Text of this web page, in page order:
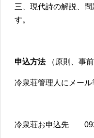
三、現代詩の解説、
す。
申込方法（原則、事
冷泉荘管理人にメー
冷泉荘お申込先